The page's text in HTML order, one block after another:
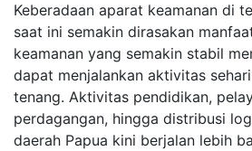
Keberadaan aparat keamanan di
saat ini semakin dirasakan
keamanan yang semakin stabil
dapat menjalankan aktivitas
tenang. Aktivitas pendidikan,
perdagangan, hingga distribusi
daerah Papua kini berjalan lebih